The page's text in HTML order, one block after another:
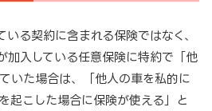
いる契約に含まれる保険ではなく、
加入している任意保険に特約で「他
いた場合は、「他人の車を私的に
起こした場合に保険が使える」と